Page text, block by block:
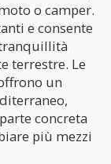
o camper.
e consente
terrestre. Le
un
concreta
più mezzi